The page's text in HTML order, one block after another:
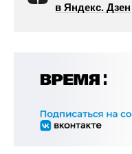
в Яндекс. Дзен